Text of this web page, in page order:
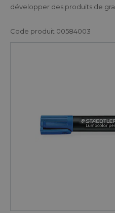
développer des produits de
Code produit 00584003